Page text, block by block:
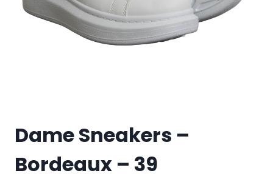
Dame Sneakers –
Bordeaux – 39